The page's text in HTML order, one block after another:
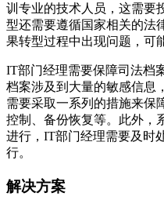
训专业的技术人员，这需要
型还需要遵循国家相关的法
果转型过程中出现问题，可
IT部门经理需要保障司法档
档案涉及到大量的敏感信息
需要采取一系列的措施来保
控制、备份恢复等。此外，
进行，IT部门经理需要及时
行。
解决方案